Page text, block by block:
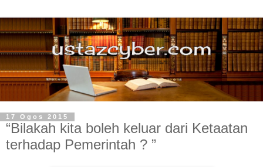
17 Ogos 2015
“Bilakah kita boleh keluar dari Ketaatan
terhadap Pemerintah ? ”